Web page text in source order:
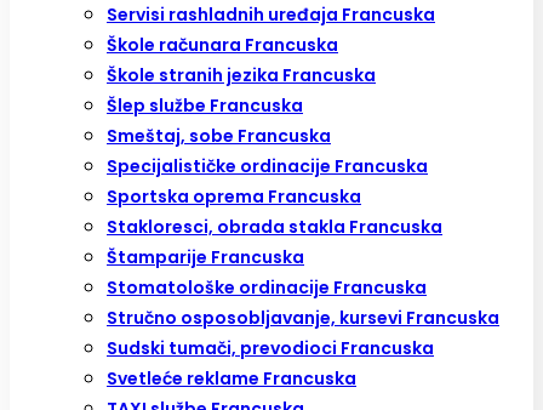
Servisi rashladnih uređaja Francuska
Škole računara Francuska
Škole stranih jezika Francuska
Šlep službe Francuska
Smeštaj, sobe Francuska
Specijalističke ordinacije Francuska
Sportska oprema Francuska
Stakloresci, obrada stakla Francuska
Štamparije Francuska
Stomatološke ordinacije Francuska
Stručno osposobljavanje, kursevi Francuska
Sudski tumači, prevodioci Francuska
Svetleće reklame Francuska